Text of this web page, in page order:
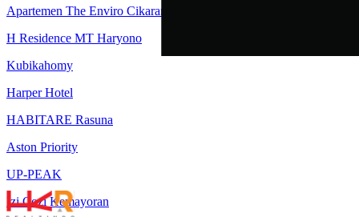
Apartemen The Enviro Cikarang
H Residence MT Haryono
Kubikahomy
Harper Hotel
HABITARE Rasuna
Aston Priority
UP-PEAK
Izi Cozi Kemayoran